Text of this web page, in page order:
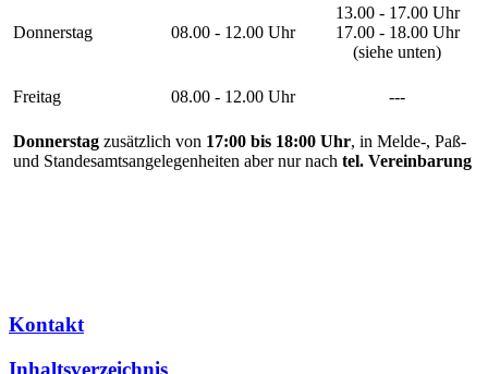
Donnerstag 08.00 - 12.00 Uhr
13.00 - 17.00 Uhr
17.00 - 18.00 Uhr
(siehe unten)
Freitag 08.00 - 12.00 Uhr ---
Donnerstag zusätzlich von 17:00 bis 18:00 Uhr, in Melde-, Paß-
und Standesamtsangelegenheiten aber nur nach tel. Vereinbarung
Kontakt
Inhaltsverzeichnis